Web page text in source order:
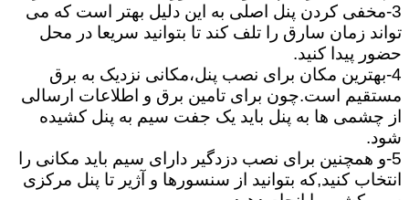
3-مخفی کردن پنل اصلی به این دلیل بهتر است که می
تواند زمان سارق را تلف کند تا بتوانید سریعا در محل
حضور پیدا کنید.
4-بهترین مکان برای نصب پنل،مکانی نزدیک به برق
مستقیم است.چون برای تامین برق و اطلاعات ارسالی
از چشمی ها به پنل باید یک جفت سیم به پنل کشیده
شود.
5-و همچنین برای نصب دزدگیر دارای سیم باید مکانی را
انتخاب کنید,که بتوانید از سنسورها و آژیر تا پنل مرکزی